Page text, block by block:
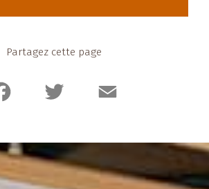
Partagez cette page